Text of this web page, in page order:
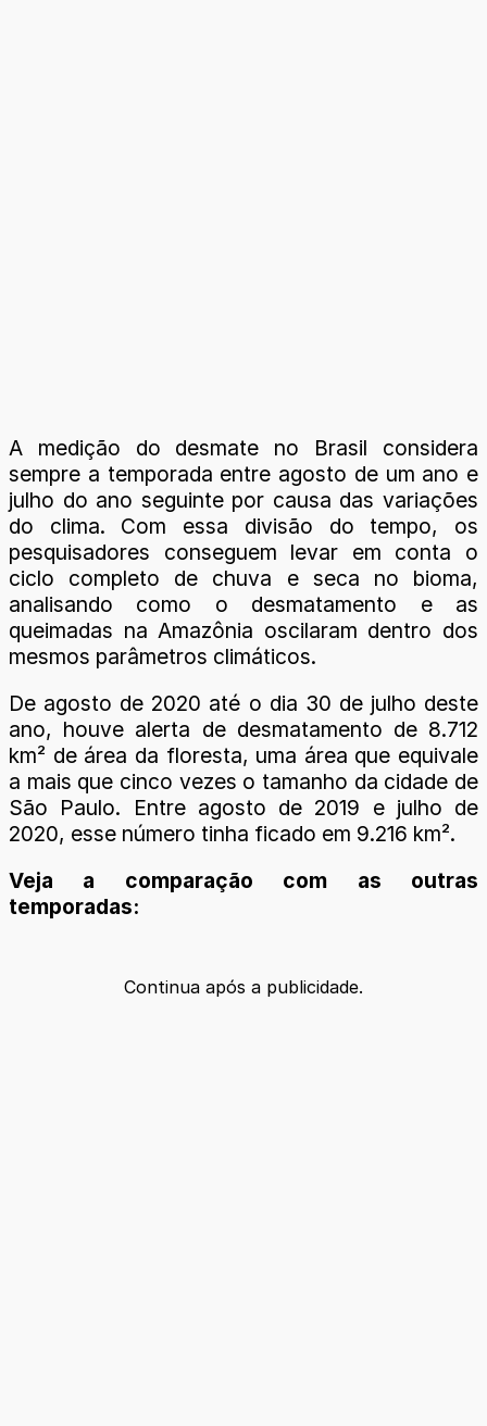
A medição do desmate no Brasil considera
sempre a temporada entre agosto de um ano e
julho do ano seguinte por causa das variações
do clima. Com essa divisão do tempo, os
pesquisadores conseguem levar em conta o
ciclo completo de chuva e seca no bioma,
analisando como o desmatamento e as
queimadas na Amazônia oscilaram dentro dos
mesmos parâmetros climáticos.
De agosto de 2020 até o dia 30 de julho deste
ano, houve alerta de desmatamento de 8.712
km² de área da floresta, uma área que equivale
a mais que cinco vezes o tamanho da cidade de
São Paulo. Entre agosto de 2019 e julho de
2020, esse número tinha ficado em 9.216 km².
Veja a comparação com as outras
temporadas:
Continua após a publicidade.